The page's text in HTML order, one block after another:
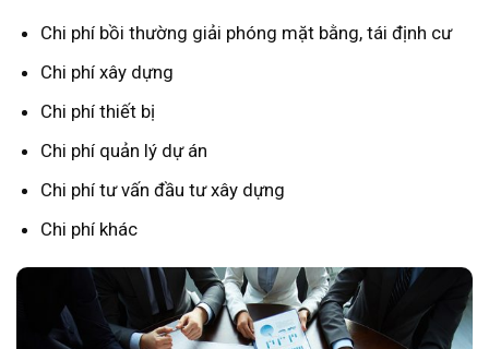
Chi phí bồi thường giải phóng mặt bằng, tái định cư
Chi phí xây dựng
Chi phí thiết bị
Chi phí quản lý dự án
Chi phí tư vấn đầu tư xây dựng
Chi phí khác